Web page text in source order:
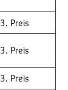
3. Preis
3. Preis
3. Preis